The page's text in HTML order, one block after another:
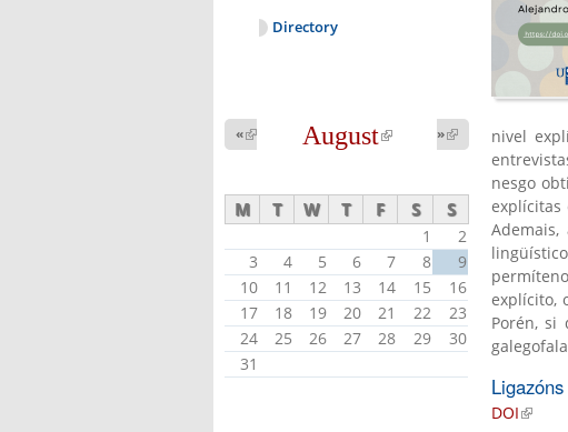
nivel
nesgo
explícitas
explícito,
Porén, si
Ligazóns
DOI(link is
Directory
August (link is
«
external)
»
(link is
external)
M T W T F S S
1
2
3
4 5 6 7 8
9
10
11 12 13 14 15
16
17
18 19 20 21 22
23
24
25 26 27 28 29
30
31